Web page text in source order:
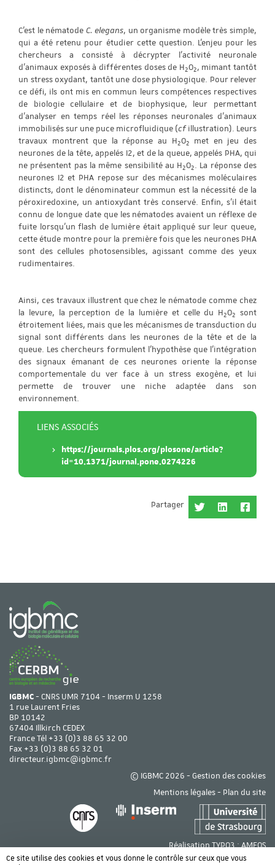
C’est le nématode C. elegans, un organisme modèle très simple,
qui a été retenu pour étudier cette question. L’enjeu pour les
chercheurs a consisté à décrypter l’activité neuronale
d’animaux exposés à différentes doses de H2O2, mimant tantôt
un stress oxydant, tantôt une dose physiologique. Pour relever
ce défi, ils ont mis en commun leurs compétences respectives
de biologie cellulaire et de biophysique, leur permettant
d’analyser en temps réel les réponses neuronales d’animaux
immobilisés sur une puce microfluidique (cfillustration). Leurs
travaux montrent que la réponse au H2O2
met en jeu des
neurones de la tête, appelés I2, et de la queue, appelés PHA, qui
ne présentent pas la même sensibilité au H2O2. La réponse des
neurones I2 et PHA repose sur des mécanismes moléculaires
distincts, dont le dénominateur commun est la nécessité de la
péroxiredoxine, un antioxydant très conservé. Enfin, s’il était
connu de longue date que les nématodes avaient un réflexe de
fuite lorsqu’un flash de lumière était appliqué sur leur queue,
cette étude montre pour la première fois que les neurones PHA
sont des cellules photosensibles, agissant comme des yeux
rudimentaires.
Ainsi, ces travaux illustrent que chez le nématode comme chez
la levure, la perception de la lumière et celle du H2O2 sont
étroitement liées, mais que les mécanismes de transduction du
signal sont différents dans les neurones de la tête et de la
queue. Les chercheurs formulent l’hypothèse que l’intégration
des signaux émanant de ces neurones oriente la réponse
comportementale du ver face à un stress exogène, et lui
permette de trouver une niche adaptée dans son
environnement.
LIENS ASSOCIÉS
https://journals.plos.org/plosone/article?
id=10.1371/journal.pone.0274226
Partager
IGBMC- CNRS UMR 7104 - Inserm U 1258
1 rue Laurent Fries
BP 10142
67404 Illkirch CEDEX
France Tél +33 (0)3 88 65 32 00
Fax +33 (0)3 88 65 32 01
directeur.igbmc@igbmc.fr
© IGBMC 2026 - Gestion des cookies
Mentions légales- Plan du site
Réalisation TYPO3 :AMEOS
Ce site utilise des cookies et vous donne le contrôle sur ceux que vous